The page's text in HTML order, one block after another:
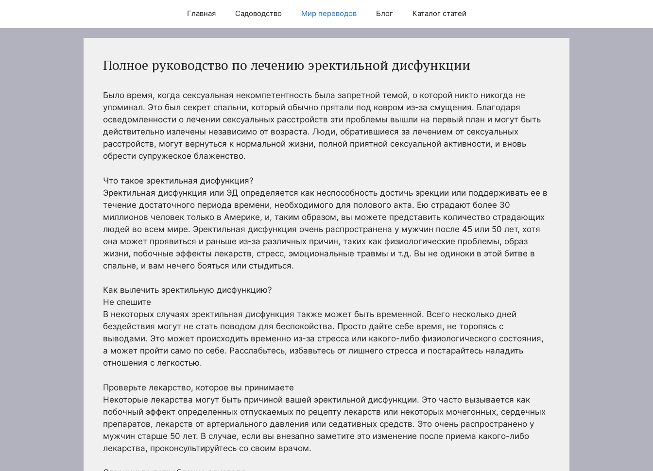
Главная Садоводство Мир переводов Блог Каталог статей
Полное руководство по лечению эректильной дисфункции
Было время, когда сексуальная некомпетентность была запретной темой, о которой никто никогда не
упоминал. Это был секрет спальни, который обычно прятали под ковром из-за смущения. Благодаря
осведомленности о лечении сексуальных расстройств эти проблемы вышли на первый план и могут быть
действительно излечены независимо от возраста. Люди, обратившиеся за лечением от сексуальных
расстройств, могут вернуться к нормальной жизни, полной приятной сексуальной активности, и вновь
обрести супружеское блаженство.
Что такое эректильная дисфункция?
Эректильная дисфункция или ЭД определяется как неспособность достичь эрекции или поддерживать ее в
течение достаточного периода времени, необходимого для полового акта. Ею страдают более 30
миллионов человек только в Америке, и, таким образом, вы можете представить количество страдающих
людей во всем мире. Эректильная дисфункция очень распространена у мужчин после 45 или 50 лет, хотя
она может проявиться и раньше из-за различных причин, таких как физиологические проблемы, образ
жизни, побочные эффекты лекарств, стресс, эмоциональные травмы и т.д. Вы не одиноки в этой битве в
спальне, и вам нечего бояться или стыдиться.
Как вылечить эректильную дисфункцию?
Не спешите
В некоторых случаях эректильная дисфункция также может быть временной. Всего несколько дней
бездействия могут не стать поводом для беспокойства. Просто дайте себе время, не торопясь с
выводами. Это может происходить временно из-за стресса или какого-либо физиологического состояния,
а может пройти само по себе. Расслабьтесь, избавьтесь от лишнего стресса и постарайтесь наладить
отношения с легкостью.
Проверьте лекарство, которое вы принимаете
Некоторые лекарства могут быть причиной вашей эректильной дисфункции. Это часто вызывается как
побочный эффект определенных отпускаемых по рецепту лекарств или некоторых мочегонных, сердечных
препаратов, лекарств от артериального давления или седативных средств. Это очень распространено у
мужчин старше 50 лет. В случае, если вы внезапно заметите это изменение после приема какого-либо
лекарства, проконсультируйтесь со своим врачом.